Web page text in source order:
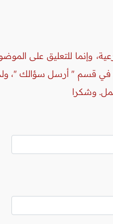
وإنما للتعليق على
في قسم " أرسل سؤالك
وشكرا